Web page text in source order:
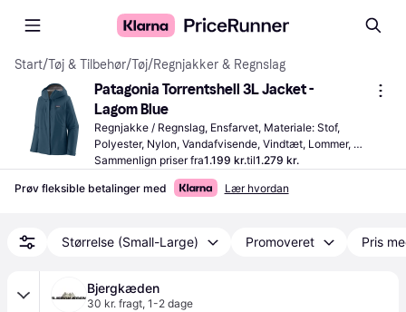
Start/Tøj & Tilbehør/Tøj/Regnjakker & Regnslag
Patagonia Torrentshell 3L Jacket -
Lagom Blue
Regnjakke / Regnslag, Ensfarvet, Materiale: Stof,
Polyester, Nylon, Vandafvisende, Vindtæt, Lommer,
Vandtæt, Hætte
Sammenlign priser fra1.199 kr.til1.279 kr.
Prøv fleksible betalinger med Lær hvordan
Størrelse (Small-Large) Promoveret Pris
Bjergkæden
30 kr. fragt, 1-2 dage